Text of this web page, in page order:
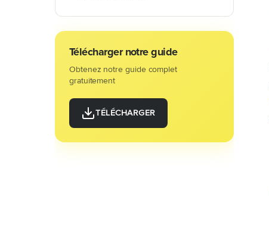
6. Recycler vos contenus marketing
et commerciaux pour ne rien jeter.
7. Le lead nurturing dans l’industrie :
8. Compléter votre stratégie inbound
marketing B2B avec de l’ABM
9. Réaliser une campagne Ads hyper-
Télécharger notre guide
Obtenez notre guide complet
gratuitement
TÉLÉCHARGER